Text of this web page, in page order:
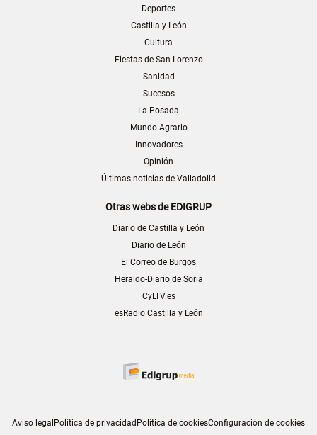
Deportes
Castilla y León
Cultura
Fiestas de San Lorenzo
Sanidad
Sucesos
La Posada
Mundo Agrario
Innovadores
Opinión
Últimas noticias de Valladolid
Otras webs de EDIGRUP
Diario de Castilla y León
Diario de León
El Correo de Burgos
Heraldo-Diario de Soria
CyLTV.es
esRadio Castilla y León
Aviso legal Política de privacidad Política de cookiesConfiguración de cookies